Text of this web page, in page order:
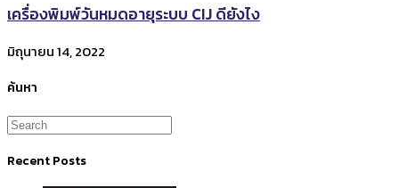
เครื่องพิมพ์วันหมดอายุระบบ CIJ ดียังไง
มิถุนายน 14, 2022
ค้นหา
Recent Posts